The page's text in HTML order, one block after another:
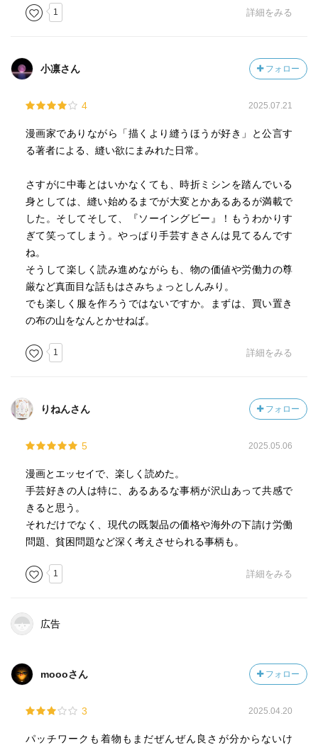
1 詳細をみる
小凛さん フォロー
4 2025.07.21
漫画家でありながら「描くより縫うほうが好き」と公言す
る著者による、縫い欲にまみれた日常。
さすがに中毒とはいかなくても、時折ミシンを踏んでいる
身としては、縫い始めるまでが大変とかあるあるが満載で
した。そしてそして、『ソーイングビー』！もうわかりす
ぎて笑ってしまう。やっぱり手芸すきさんは見てるんです
ね。
そうして楽しく読み進めながらも、物の価値や労働力の尊
厳など真面目な話もはさみちょっとしんみり。
でも楽しく服を作ろうではないですか。まずは、買い置き
の布の山をなんとかせねば。
1 詳細をみる
りねんさん フォロー
5 2025.05.06
漫画とエッセイで、楽しく読めた。
手芸好きの人は特に、あるあるな事柄が沢山あって共感で
きると思う。
それだけでなく、現代の既製品の価格や海外の下請け労働
問題、貧困問題など深く考えさせられる事柄も。
1 詳細をみる
広告
moooさん フォロー
3 2025.04.20
パッチワークも着物もまだぜんぜん良さが分からないけ